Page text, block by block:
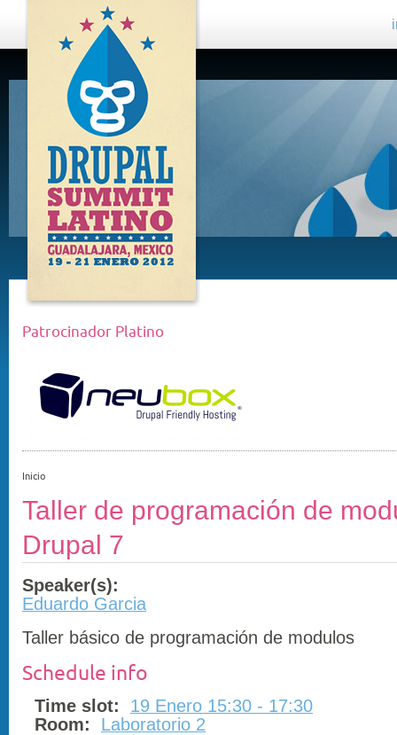
DRUPAL
SUMMIT
LATINO,
GUADALAJARA
2012
Patrocinador Platino
Inicio
Taller de programación de
Drupal 7
Speaker(s):
Eduardo Garcia
Taller básico de programación de modulos
Schedule info
Time slot:
19 Enero 15:30 - 17:30
Room:
Laboratorio 2